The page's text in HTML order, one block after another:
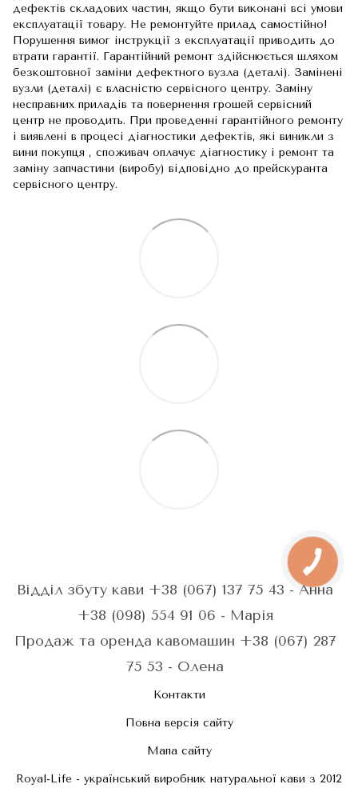
дефектів складових частин, якщо бути виконані всі умови
експлуатації товару. Не ремонтуйте прилад самостійно!
Порушення вимог інструкції з експлуатації приводить до
втрати гарантії. Гарантійний ремонт здійснюється шляхом
безкоштовної заміни дефектного вузла (деталі). Замінені
вузли (деталі) є власністю сервісного центру. Заміну
несправних приладів та повернення грошей сервісний
центр не проводить. При проведенні гарантійного ремонту
і виявлені в процесі діагностики дефектів, які виникли з
вини покупця , споживач оплачує діагностику і ремонт та
заміну запчастини (виробу) відповідно до прейскуранта
сервісного центру.
Відділ збуту кави +38 (067) 137 75 43 - Анна
+38 (098) 554 91 06 - Марія
Продаж та оренда кавомашин +38 (067) 287
75 53 - Олена
Контакти
Повна версія сайту
Мапа сайту
Royal-Life - український виробник натуральної кави з 2012